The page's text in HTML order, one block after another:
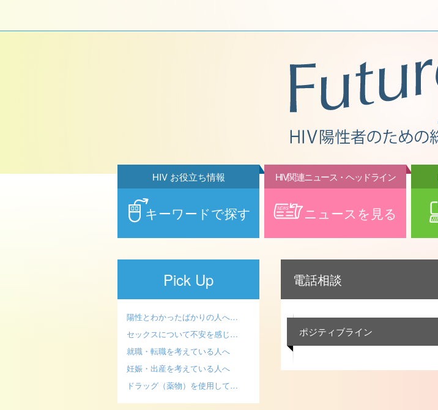
キーワードで探す
HIV お役立ち情報
ニュースを見る
HIV関連ニュース・ヘッドライン
電話相談
ポジティブライン
Pick Up
陽性とわかったばかりの人へ…
セックスについて不安を感じ…
就職・転職を考えている人へ
妊娠・出産を考えている人へ
ドラッグ（薬物）を使用して…